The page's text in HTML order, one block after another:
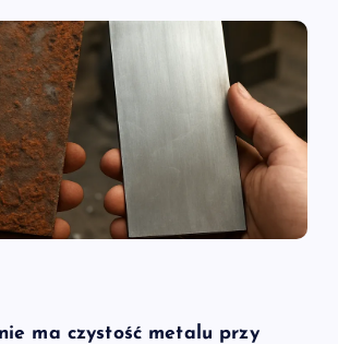
ma czystość metalu przy